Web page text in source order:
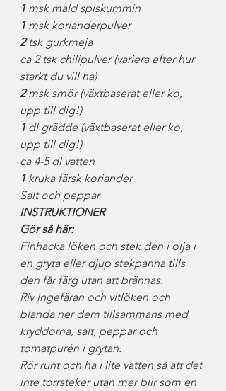
1 msk mald spiskummin
1 msk korianderpulver
2 tsk gurkmeja
ca 2 tsk chilipulver (variera efter hur
starkt du vill ha)
2 msk smör (växtbaserat eller ko,
upp till dig!)
1 dl grädde (växtbaserat eller ko,
upp till dig!)
ca 4-5 dl vatten
1 kruka färsk koriander
Salt och peppar
INSTRUKTIONER
Gör så här:
Finhacka löken och stek den i olja i
en gryta eller djup stekpanna tills
den får färg utan att brännas.
Riv ingefäran och vitlöken och
blanda ner dem tillsammans med
kryddorna, salt, peppar och
tomatpurén i grytan.
Rör runt och ha i lite vatten så att det
inte torrsteker utan mer blir som en